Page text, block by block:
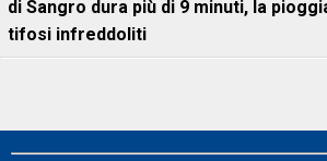
di Sangro dura più di 9 minuti, la
tifosi infreddoliti